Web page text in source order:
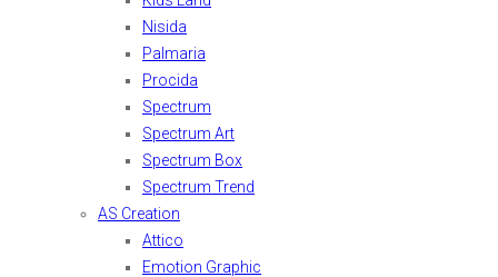
Nisida
Palmaria
Procida
Spectrum
Spectrum Art
Spectrum Box
Spectrum Trend
AS Creation
Attico
Emotion Graphic